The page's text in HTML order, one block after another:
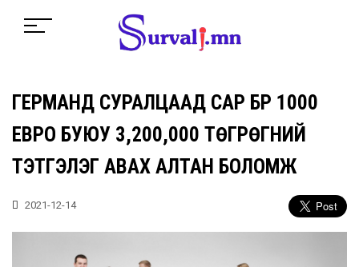
ГЕРМАНД СУРАЛЦААД САР БҮР 1000
ЕВРО БУЮУ 3,200,000 ТӨГРӨГНИЙ
ТЭТГЭЛЭГ АВАХ АЛТАН БОЛОМЖ
2021-12-14